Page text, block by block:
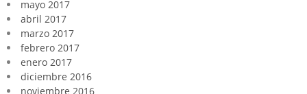
mayo 2017
abril 2017
marzo 2017
febrero 2017
enero 2017
diciembre 2016
noviembre 2016